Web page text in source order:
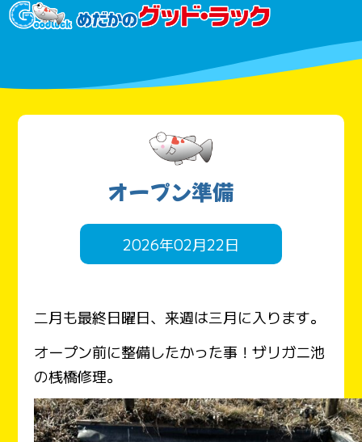
オープン準備
2026年02月22日
二月も最終日曜日、来週は三月に入ります。
オープン前に整備したかった事！ザリガニ池
の桟橋修理。